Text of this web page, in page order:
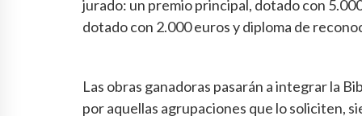
jurado: un premio principal, dotado con
dotado con 2.000 euros y diploma de
Las obras ganadoras pasarán a integrar la
por aquellas agrupaciones que lo soliciten,